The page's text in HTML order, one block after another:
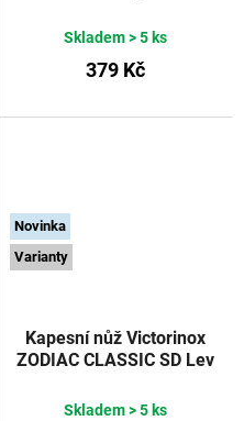
Skladem> 5 ks
379 Kč
Novinka
Varianty
Kapesní nůž Victorinox
ZODIAC CLASSIC SD Lev
Skladem> 5 ks